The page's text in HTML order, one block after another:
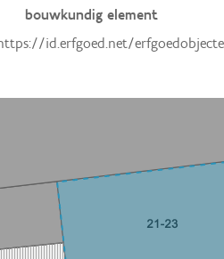
bouwkundig element
id.erfgoed.net/